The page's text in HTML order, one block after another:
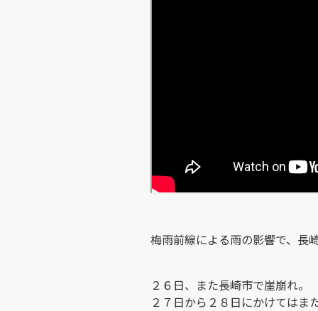
梅雨前線による雨の影響で、長
２６日、また長崎市で崖崩れ。
２７日から２８日にかけてはま